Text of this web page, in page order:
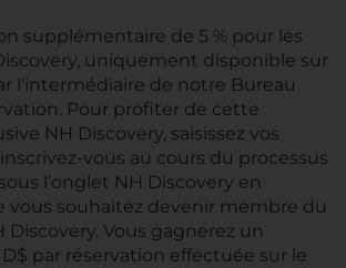
supplémentaire de 5 % pour les
uniquement disponible sur
l'intermédiaire de notre Bureau
Pour profiter de cette
NH Discovery, saisissez vos
vous au cours du processus
l’onglet NH Discovery en
vous souhaitez devenir membre du
Discovery. Vous gagnerez un
par réservation effectuée sur le